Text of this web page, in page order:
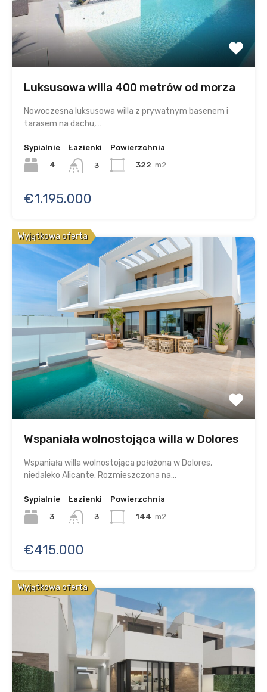
Luksusowa willa 400 metrów od morza
Nowoczesna luksusowa willa z prywatnym basenem i
tarasem na dachu,…
Sypialnie
4
Łazienki
3
Powierzchnia
322 m2
€1.195.000
Wyjątkowa oferta
Wspaniała wolnostojąca willa w Dolores
Wspaniała willa wolnostojąca położona w Dolores,
niedaleko Alicante. Rozmieszczona na…
Sypialnie
3
Łazienki
3
Powierzchnia
144 m2
€415.000
Wyjątkowa oferta